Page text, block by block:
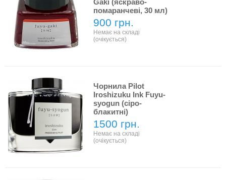
Gaki (яскраво-
помаранчеві, 30 мл)
900 грн.
Немає на складі
(очікується)
Чорнила Pilot
Iroshizuku Ink Fuyu-
syogun (сіро-
блакитні)
1500 грн.
Немає на складі
(очікується)